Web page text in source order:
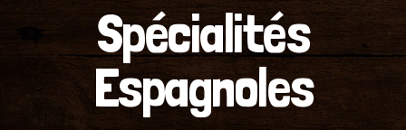
Spécialités
Espagnoles